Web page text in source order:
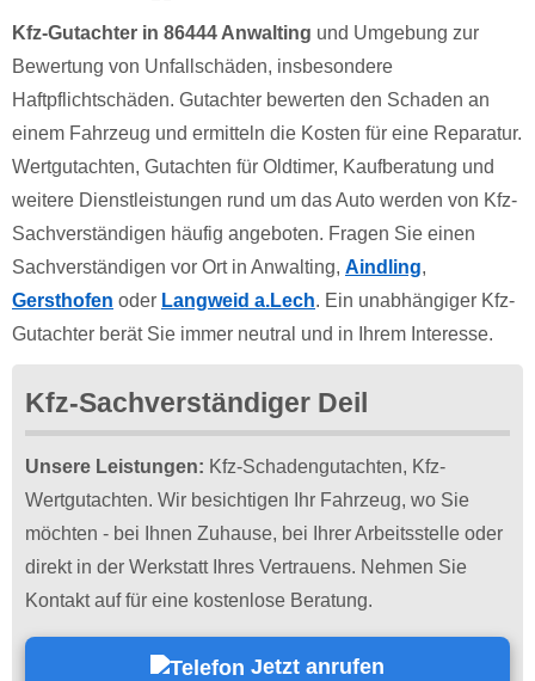
Kfz-Gutachter in 86444 Anwalting und Umgebung zur
Bewertung von Unfallschäden, insbesondere
Haftpflichtschäden. Gutachter bewerten den Schaden an
einem Fahrzeug und ermitteln die Kosten für eine Reparatur.
Wertgutachten, Gutachten für Oldtimer, Kaufberatung und
weitere Dienstleistungen rund um das Auto werden von Kfz-
Sachverständigen häufig angeboten. Fragen Sie einen
Sachverständigen vor Ort in Anwalting, Aindling,
Gersthofen oder Langweid a.Lech. Ein unabhängiger Kfz-
Gutachter berät Sie immer neutral und in Ihrem Interesse.
Kfz-Sachverständiger Deil
Unsere Leistungen: Kfz-Schadengutachten, Kfz-
Wertgutachten. Wir besichtigen Ihr Fahrzeug, wo Sie
möchten - bei Ihnen Zuhause, bei Ihrer Arbeitsstelle oder
direkt in der Werkstatt Ihres Vertrauens. Nehmen Sie
Kontakt auf für eine kostenlose Beratung.
Jetzt anrufen